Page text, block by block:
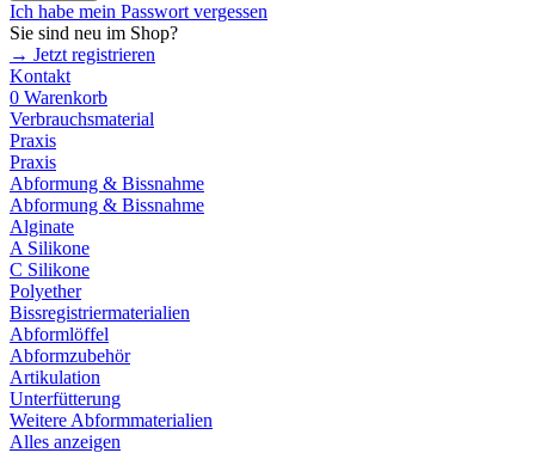
Ich habe mein Passwort vergessen
Sie sind neu im Shop?
→ Jetzt registrieren
Kontakt
0 Warenkorb
Verbrauchsmaterial
Praxis
Praxis
Abformung & Bissnahme
Abformung & Bissnahme
Alginate
A Silikone
C Silikone
Polyether
Bissregistriermaterialien
Abformlöffel
Abformzubehör
Artikulation
Unterfütterung
Weitere Abformmaterialien
Alles anzeigen